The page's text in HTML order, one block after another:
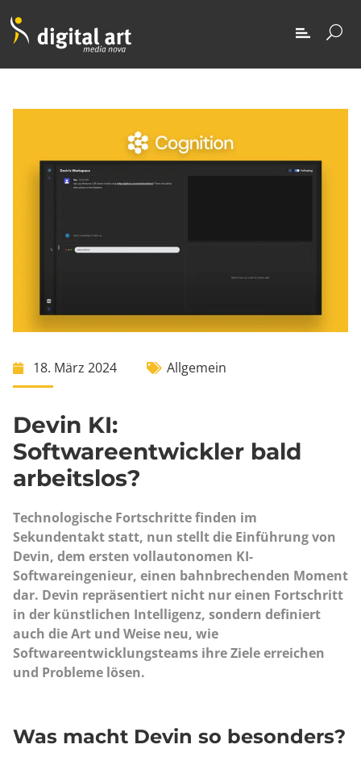
18. März 2024 Allgemein
Devin KI:
Softwareentwickler bald
arbeitslos?
Technologische Fortschritte finden im
Sekundentakt statt, nun stellt die Einführung von
Devin, dem ersten vollautonomen KI-
Softwareingenieur, einen bahnbrechenden Moment
dar. Devin repräsentiert nicht nur einen Fortschritt
in der künstlichen Intelligenz, sondern definiert
auch die Art und Weise neu, wie
Softwareentwicklungsteams ihre Ziele erreichen
und Probleme lösen.
Was macht Devin so besonders?